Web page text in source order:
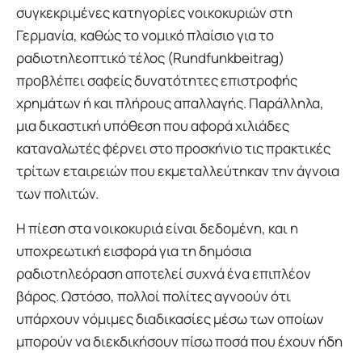
συγκεκριμένες κατηγορίες νοικοκυριών στη
Γερμανία, καθώς το νομικό πλαίσιο για το
ραδιοτηλεοπτικό τέλος (Rundfunkbeitrag)
προβλέπει σαφείς δυνατότητες επιστροφής
χρημάτων ή και πλήρους απαλλαγής. Παράλληλα,
μια δικαστική υπόθεση που αφορά χιλιάδες
καταναλωτές φέρνει στο προσκήνιο τις πρακτικές
τρίτων εταιρειών που εκμεταλλεύτηκαν την άγνοια
των πολιτών.
Η πίεση στα νοικοκυριά είναι δεδομένη, και η
υποχρεωτική εισφορά για τη δημόσια
ραδιοτηλεόραση αποτελεί συχνά ένα επιπλέον
βάρος. Ωστόσο, πολλοί πολίτες αγνοούν ότι
υπάρχουν νόμιμες διαδικασίες μέσω των οποίων
μπορούν να διεκδικήσουν πίσω ποσά που έχουν ήδη